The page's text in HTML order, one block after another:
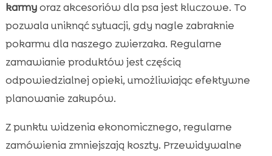
karmyoraz akcesoriów dla psa jest kluczowe. To
pozwala uniknąć sytuacji, gdy nagle zabraknie
pokarmu dla naszego zwierzaka. Regularne
zamawianie produktów jest częścią
odpowiedzialnej opieki, umożliwiając efektywne
planowanie zakupów.
Z punktu widzenia ekonomicznego, regularne
zamówienia zmniejszają koszty. Przewidywalne